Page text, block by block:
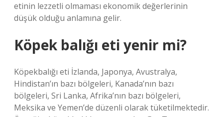
etinin lezzetli olmaması ekonomik değerlerinin
düşük olduğu anlamına gelir.
Köpek balığı eti yenir mi?
Köpekbalığı eti İzlanda, Japonya, Avustralya,
Hindistan’ın bazı bölgeleri, Kanada’nın bazı
bölgeleri, Sri Lanka, Afrika’nın bazı bölgeleri,
Meksika ve Yemen’de düzenli olarak tüketilmektedir.